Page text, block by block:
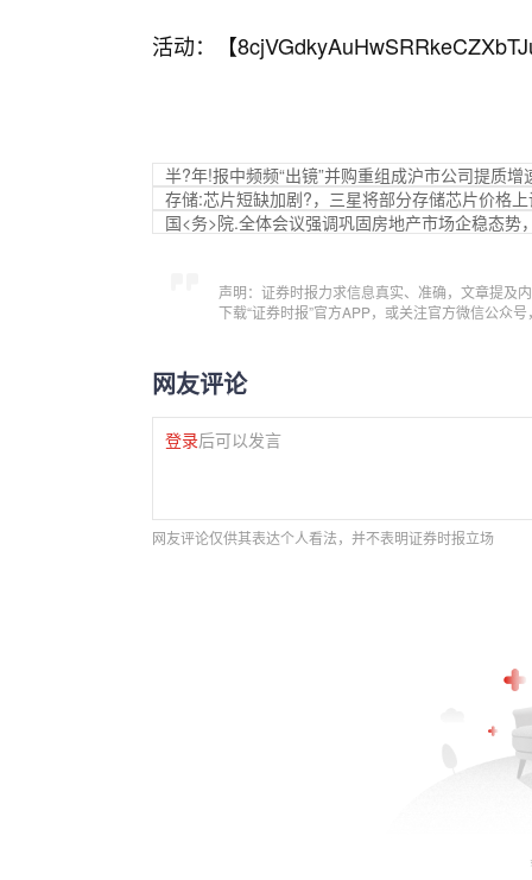
活动：【
半?年!报中频频“出镜”并购重组成沪市公司提质增
存储:芯片短缺加剧?，三星将部分存储芯片价格
国<务>院.全体会议强调巩固房地产市场企稳态势
声明：证券时报力求信息真实、准确，文章提及
下载“证券时报”官方APP，或关注官方微信公众
网友评论
登录后可以发言
网友评论仅供其表达个人看法，并不表明证券时报立场